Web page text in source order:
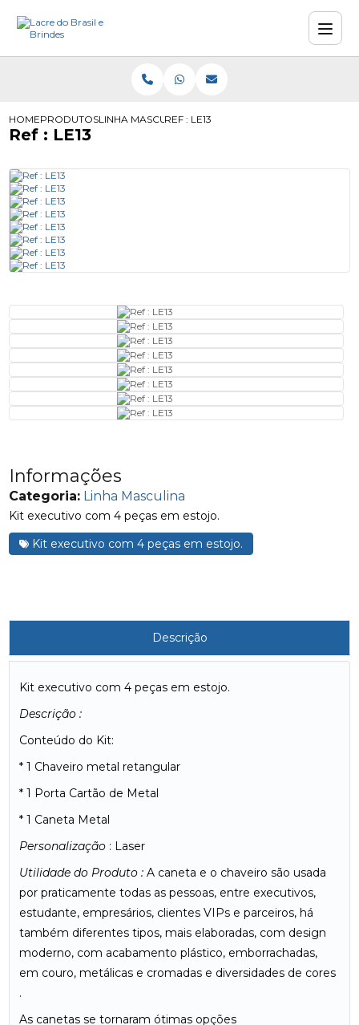
HOMEPRODUTOSLINHA MASCULINAREF : LE13
Ref : LE13
Informações
Categoria: Linha Masculina
Kit executivo com 4 peças em estojo.
Kit executivo com 4 peças em estojo.
Descrição
Kit executivo com 4 peças em estojo.
Descrição :
Conteúdo do Kit:
* 1 Chaveiro metal retangular
* 1 Porta Cartão de Metal
* 1 Caneta Metal
Personalização : Laser
Utilidade do Produto : A caneta e o chaveiro são usada
por praticamente todas as pessoas, entre executivos,
estudante, empresários, clientes VIPs e parceiros, há
também diferentes tipos, mais elaboradas, com design
moderno, com acabamento plástico, emborrachadas,
em couro, metálicas e cromadas e diversidades de cores
.
As canetas se tornaram ótimas opções